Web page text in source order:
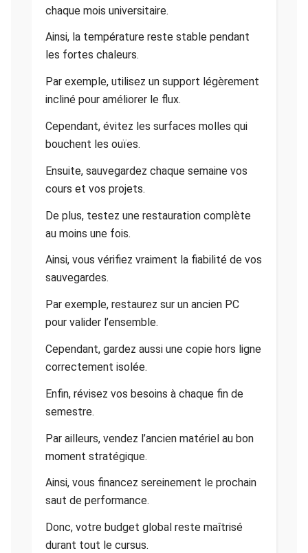
chaque mois universitaire.
Ainsi, la température reste stable pendant
les fortes chaleurs.
Par exemple, utilisez un support légèrement
incliné pour améliorer le flux.
Cependant, évitez les surfaces molles qui
bouchent les ouïes.
Ensuite, sauvegardez chaque semaine vos
cours et vos projets.
De plus, testez une restauration complète
au moins une fois.
Ainsi, vous vérifiez vraiment la fiabilité de vos
sauvegardes.
Par exemple, restaurez sur un ancien PC
pour valider l’ensemble.
Cependant, gardez aussi une copie hors ligne
correctement isolée.
Enfin, révisez vos besoins à chaque fin de
semestre.
Par ailleurs, vendez l’ancien matériel au bon
moment stratégique.
Ainsi, vous financez sereinement le prochain
saut de performance.
Donc, votre budget global reste maîtrisé
durant tout le cursus.